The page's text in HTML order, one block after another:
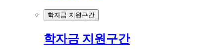
학자금 지원구간
학자금 지원구간